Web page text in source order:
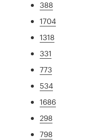
388
1704
1318
331
773
534
1686
298
798